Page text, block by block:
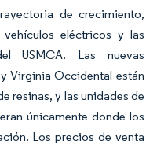
de crecimiento,
eléctricos y las
USMCA. Las nuevas
Virginia Occidental están
resinas, y las unidades de
únicamente donde los
Los precios de venta